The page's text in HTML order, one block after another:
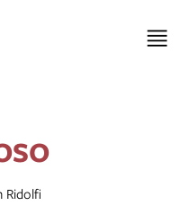
Ridolfi